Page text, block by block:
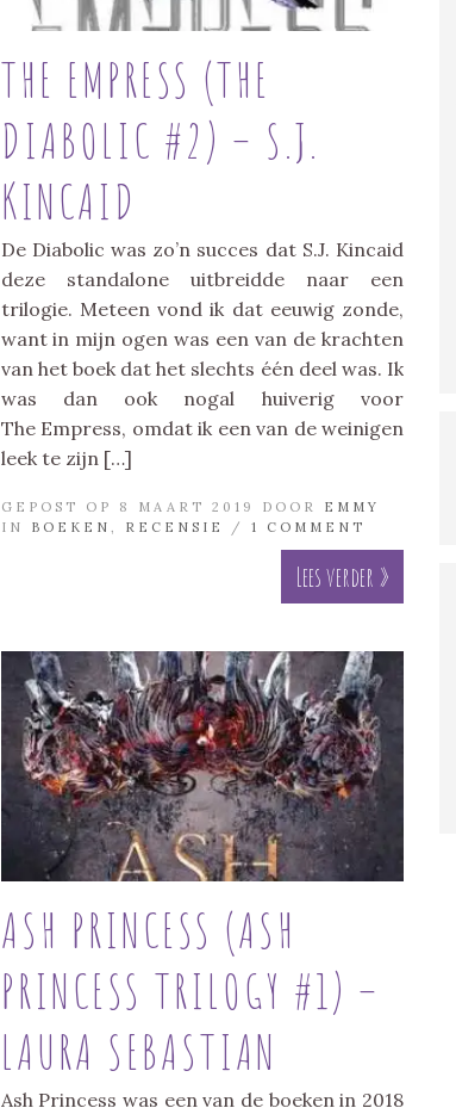
THE EMPRESS (THE
DIABOLIC #2) – S.J.
KINCAID
De Diabolic was zo’n succes dat S.J. Kincaid
deze standalone uitbreidde naar een
trilogie. Meteen vond ik dat eeuwig zonde,
want in mijn ogen was een van de krachten
van het boek dat het slechts één deel was. Ik
was dan ook nogal huiverig voor
The Empress, omdat ik een van de weinigen
leek te zijn […]
GEPOST OP 8 MAART 2019 DOOR
EMMY
IN
BOEKEN , RECENSIE / 1 COMMENT
Lees verder »
ASH PRINCESS (ASH
PRINCESS TRILOGY #1) –
LAURA SEBASTIAN
Ash Princess was een van de boeken in 2018